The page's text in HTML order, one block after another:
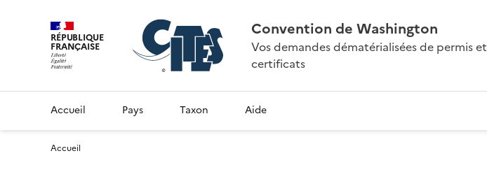
RÉPUBLIQUE
FRANÇAISE
Convention de Washington
Vos demandes dématérialisées de permis et
certificats
Accueil Pays Taxon Aide
Accueil